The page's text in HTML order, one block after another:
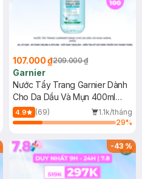
107.000 ₫209.000 ₫
Garnier
Nước Tẩy Trang Garnier Dành
Cho Da Dầu Và Mụn 400ml
(Mới)
4.9 (69)
1.1k/tháng
29%
-43%